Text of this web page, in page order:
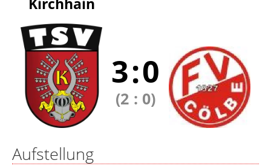
Kirchhain
3:0
(2 : 0)
Aufstellung